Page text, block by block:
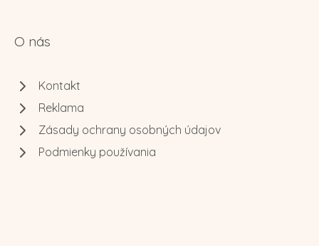
O nás
Kontakt
Reklama
Zásady ochrany osobných údajov
Podmienky používania